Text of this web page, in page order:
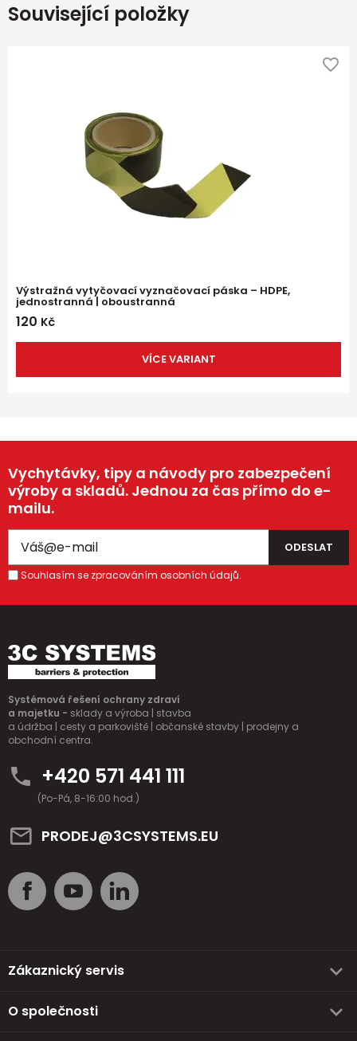
Související položky
Výstražná vytyčovací vyznačovací páska – HDPE,
jednostranná | oboustranná
120 Kč
VÍCE VARIANT
Vychytávky, tipy a návody pro zabezpečení
výroby a skladů. Jednou za čas přímo do e-
mailu.
Souhlasím se zpracováním osobních údajů.
Systémová řešení ochrany zdraví
a majetku - sklady a výroba | stavba
a údržba | cesty a parkoviště | občanské stavby | prodejny a
obchodní centra.
+420 571 441 111
(Po-Pá, 8-16:00 hod.)
PRODEJ@3CSYSTEMS.EU
Zákaznický servis
O společnosti